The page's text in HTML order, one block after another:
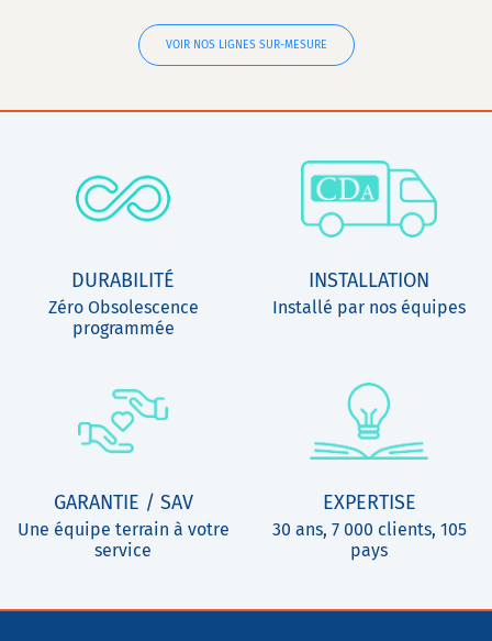
VOIR NOS LIGNES SUR-MESURE
DURABILITÉ
Zéro Obsolescence
programmée
INSTALLATION
Installé par nos équipes
GARANTIE / SAV
Une équipe terrain à votre
service
EXPERTISE
30 ans, 7 000 clients, 105
pays